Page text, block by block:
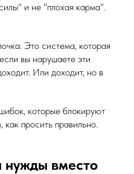
и не "плохая карма".
Это система, которая
вы нарушаете эти
Или доходит, но в
которые блокируют
просить правильно.
вместо